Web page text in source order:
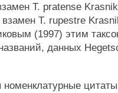
Т. pratense
Т. rupestre
(1997) этим
данных